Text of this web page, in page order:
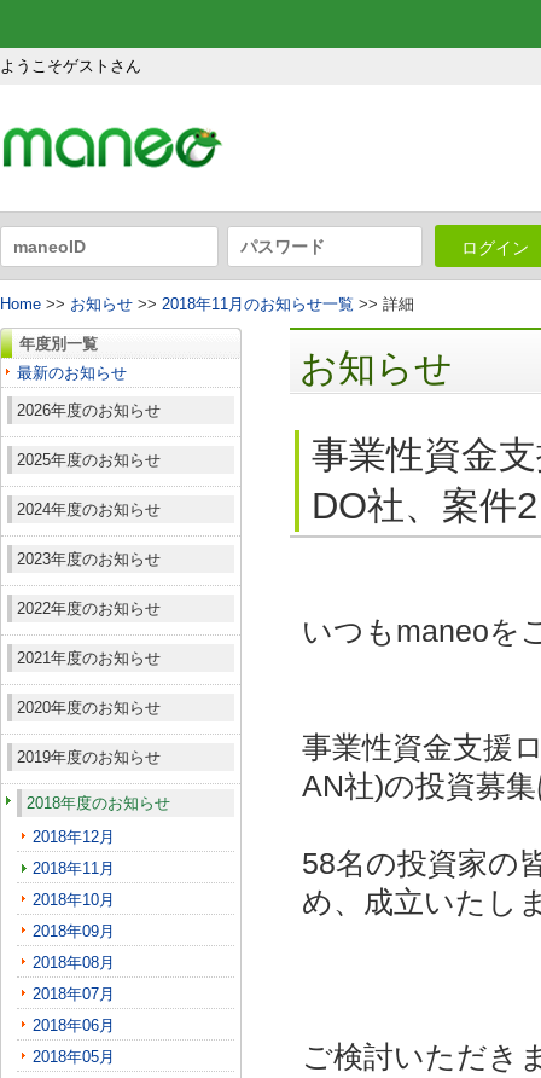
ようこそゲストさん
ログイン
Home >> お知らせ >> 2018年11月のお知らせ一覧 >> 詳細
年度別一覧
最新のお知らせ
2026年度のお知らせ
2025年度のお知らせ
2024年度のお知らせ
2023年度のお知らせ
2022年度のお知らせ
2021年度のお知らせ
2020年度のお知らせ
2019年度のお知らせ
2018年度のお知らせ
2018年12月
2018年11月
2018年10月
2018年09月
2018年08月
2018年07月
2018年06月
2018年05月
お知らせ
事業性資金
DO社、案件
いつもmaneoを
事業性資金支援
AN社)の投資募
58名の投資家の
め、成立いたし
ご検討いただき